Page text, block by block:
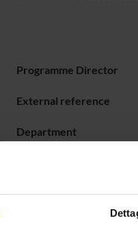
Programme Director
External reference
Department